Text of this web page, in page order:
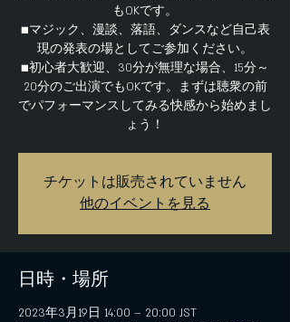
もOKです。
■マジック、漫談、落語、ダンスなど自己表
現の発表の場としてご参加ください。
■初心者大歓迎、30分が無理な場合、15分～
20分のご出演でもOKです。まずは聴衆の前
でパフォーマンスしてみる快感から始めまし
ょう！
チケットは販売されていません
他のイベントを見る
日時・場所
2023年3月19日 14:00 – 20:00 JST